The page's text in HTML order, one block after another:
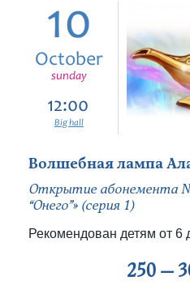
10
October
sunday
12:00
Big hall
Волшебная лампа
Открытие абонемента
“Онего”» (серия 1)
Рекомендован детям от 6
250 —